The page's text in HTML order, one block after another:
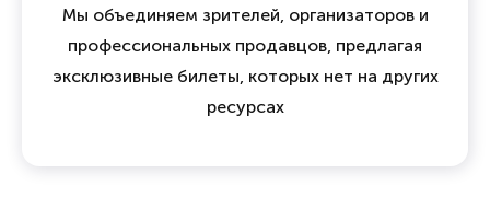
Мы объединяем зрителей, организаторов и
профессиональных продавцов, предлагая
эксклюзивные билеты, которых нет на других
ресурсах